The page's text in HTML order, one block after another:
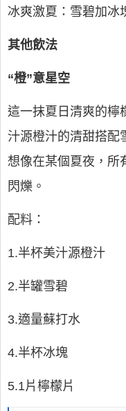
冰爽激夏：雪碧加
其他飲法
“橙”意星空
這一抹夏日清爽的檸
汁源橙汁的清甜搭配
想像在某個夏夜，所
閃爍。
配料：
1.半杯美汁源橙汁
2.半罐雪碧
3.適量蘇打水
4.半杯冰塊
5.1片檸檬片